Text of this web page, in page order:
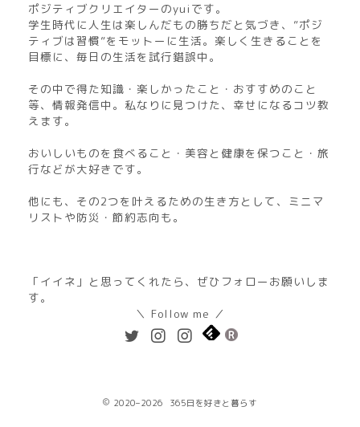
ポジティブクリエイターのyuiです。
学生時代に人生は楽しんだもの勝ちだと気づき、”ポジ
ティブは習慣”をモットーに生活。楽しく生きることを
目標に、毎日の生活を試行錯誤中。
その中で得た知識・楽しかったこと・おすすめのこと
等、情報発信中。私なりに見つけた、幸せになるコツ教
えます。
おいしいものを食べること・美容と健康を保つこと・旅
行などが大好きです。
他にも、その2つを叶えるための生き方として、ミニマ
リストや防災・節約志向も。
「イイネ」と思ってくれたら、ぜひフォローお願いしま
す。
＼ Follow me ／
2020–2026 365日を好きと暮らす